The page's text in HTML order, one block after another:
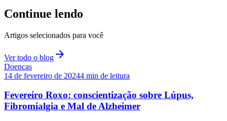
Continue lendo
Artigos selecionados para você
Ver todo o blog arrow_forward
Doenças
14 de fevereiro de 20244 min de leitura
Fevereiro Roxo: conscientização sobre Lúpus,
Fibromialgia e Mal de Alzheimer